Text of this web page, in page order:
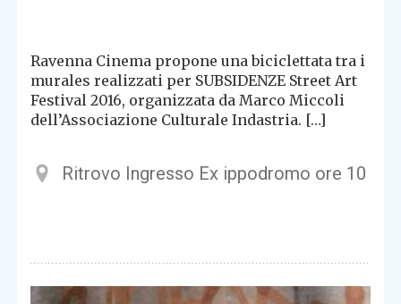
Ravenna Cinema propone una biciclettata tra i
murales realizzati per SUBSIDENZE Street Art
Festival 2016, organizzata da Marco Miccoli
dell’Associazione Culturale Indastria. […]
Ritrovo Ingresso Ex ippodromo ore 10